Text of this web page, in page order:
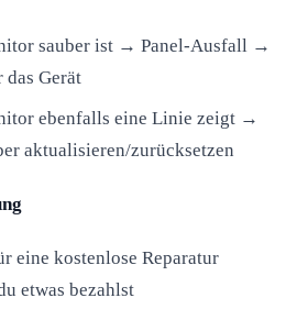
sauber ist → Panel-Ausfall →
das Gerät
ebenfalls eine Linie zeigt →
aktualisieren/zurücksetzen
eine kostenlose Reparatur
etwas bezahlst